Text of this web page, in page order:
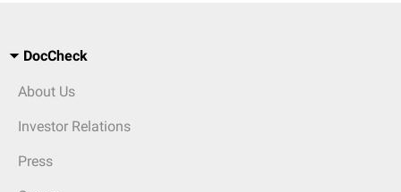
DocCheck
About Us
Investor Relations
Press